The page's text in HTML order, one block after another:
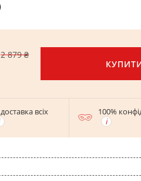
2 879 ₴
всіх
100%